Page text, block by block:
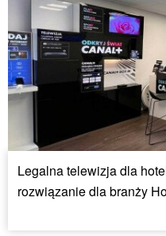
Legalna telewizja dla
rozwiązanie dla branży